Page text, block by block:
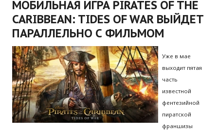
МОБИЛЬНАЯ ИГРА PIRATES OF THE
CARIBBEAN: TIDES OF WAR ВЫЙДЕТ
ПАРАЛЛЕЛЬНО С ФИЛЬМОМ
Уже в мае
выходит пятая
часть
известной
фентезийной
пиратской
франшизы